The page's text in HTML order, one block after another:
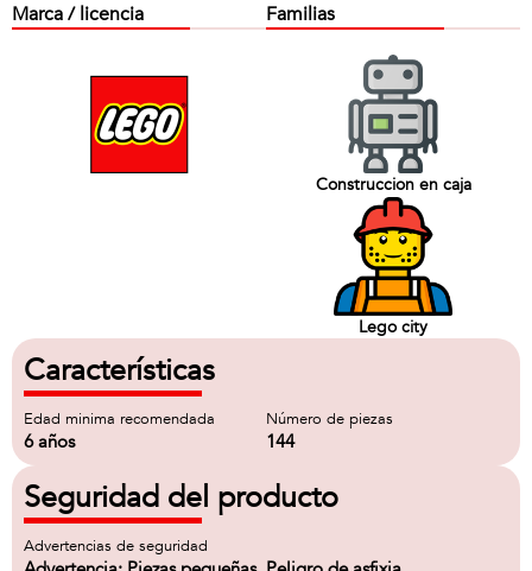
Marca / licencia Familias
Construccion en caja
Lego city
Características
Edad minima recomendada
6 años
Número de piezas
144
Seguridad del producto
Advertencias de seguridad